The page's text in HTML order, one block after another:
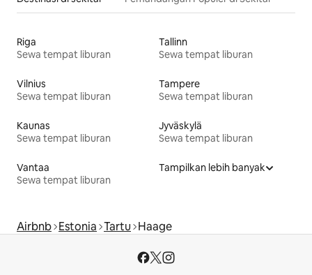
Riga
Sewa tempat liburan
Tallinn
Sewa tempat liburan
Vilnius
Sewa tempat liburan
Tampere
Sewa tempat liburan
Kaunas
Sewa tempat liburan
Jyväskylä
Sewa tempat liburan
Vantaa
Sewa tempat liburan
Tampilkan lebih banyak
Airbnb Estonia Tartu Haage